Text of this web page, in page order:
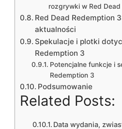
rozgrywki w Red
Red Dead Redemption
aktualności
Spekulacje i plotki
Redemption 3
Potencjalne funkcje i
Redemption 3
Podsumowanie
Related Posts:
Data wydania,